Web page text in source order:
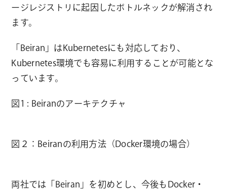
ージレジストリに起因したボトルネックが解消され
ます。
「Beiran」はKubernetesにも対応しており、
Kubernetes環境でも容易に利用することが可能とな
っています。
図1 : Beiranのアーキテクチャ
図２：Beiranの利用方法（Docker環境の場合）
両社では「Beiran」を初めとし、今後もDocker・